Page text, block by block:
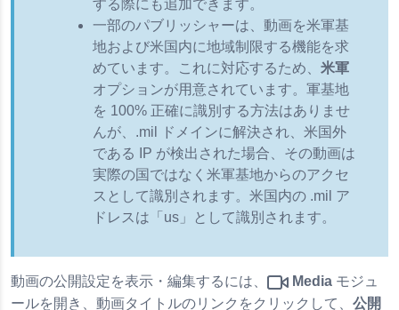
する際にも追加できます。
一部のパブリッシャーは、動画を米軍基
地および米国内に地域制限する機能を求
めています。これに対応するため、 米軍
オプションが用意されています。軍基地
を 100% 正確に識別する方法はありませ
んが、.mil ドメインに解決され、米国外
である IP が検出された場合、その動画は
実際の国ではなく米軍基地からのアクセ
スとして識別されます。米国内の .mil ア
ドレスは「us」として識別されます。
動画の公開設定を表示・編集するには、 Media モジュ
ールを開き、動画タイトルのリンクをクリックして、 公開